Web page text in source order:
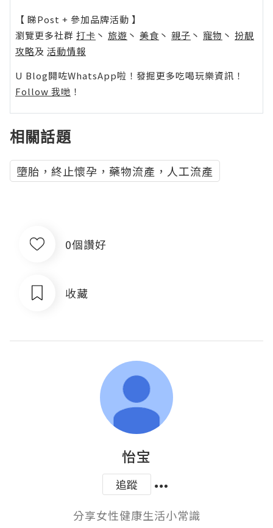
【 睇Post + 參加品牌活動 】
瀏覽更多社群 打卡 丶 旅遊 丶 美食 丶 親子 丶 寵物 丶 扮靚
攻略及 活動情報
U Blog開咗WhatsApp啦！發掘更多吃喝玩樂資訊！
Follow 我哋 ！
相關話題
墮胎，終止懷孕，藥物流產，人工流產
0個讚好
收藏
怡宝
追蹤
分享女性健康生活小常識